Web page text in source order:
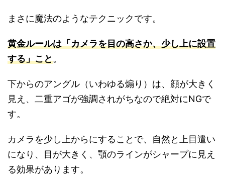
まさに魔法のようなテクニックです。
黄金ルールは「カメラを目の高さか、少し上に設置
する」こと。
下からのアングル（いわゆる煽り）は、顔が大きく
見え、二重アゴが強調されがちなので絶対にNGで
す。
カメラを少し上からにすることで、自然と上目遣い
になり、目が大きく、顎のラインがシャープに見え
る効果があります。